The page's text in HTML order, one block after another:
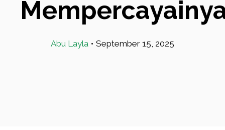
Abu Layla • September 15, 2025